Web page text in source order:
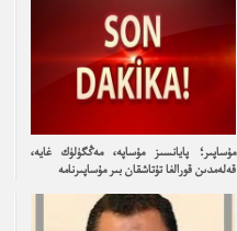
مۇساپىر؛ پايانسىز مۇساپە، مەڭگۈلۈك غايە،
قەلەمدىن قورالغا تۇتاشقان بىر مۇساپىرنامە